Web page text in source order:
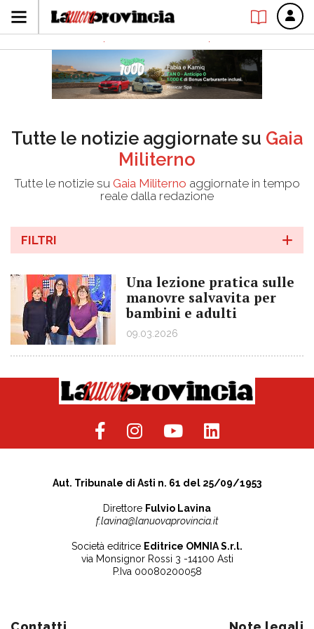
Tutte le notizie aggiornate su Gaia
Militerno
Tutte le notizie su Gaia Militerno aggiornate in tempo
reale dalla redazione
FILTRI
Una lezione pratica sulle
manovre salvavita per
bambini e adulti
09.03.2026
Aut. Tribunale di Asti n. 61 del 25/09/1953
Direttore Fulvio Lavina
f.lavina@lanuovaprovincia.it
Società editrice Editrice OMNIA S.r.l.
via Monsignor Rossi 3 -14100 Asti
P.Iva 00080200058